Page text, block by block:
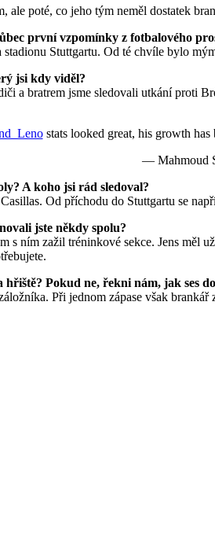
poté, co jeho tým neměl dostatek
první vzpomínky z fotbalového
Stuttgartu. Od té chvíle bylo
jsi kdy viděl?
a bratrem jsme sledovali utkání proti
stats looked great, his growth
— Mahmoud
A koho jsi rád sledoval?
Od příchodu do Stuttgartu se
jste někdy spolu?
s ním zažil tréninkové sekce. Jens
Pokud ne, řekni nám, jak ses
Při jednom zápase však